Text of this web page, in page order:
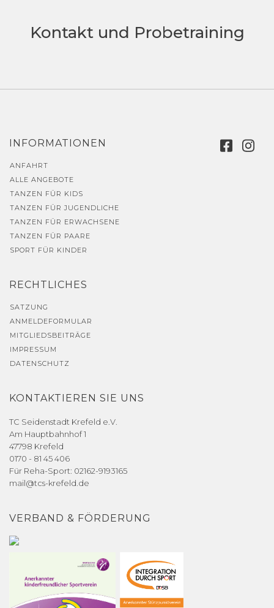
Kontakt und Probetraining
INFORMATIONEN
ANFAHRT
ALLE ANGEBOTE
TANZEN FÜR KIDS
TANZEN FÜR JUGENDLICHE
TANZEN FÜR ERWACHSENE
TANZEN FÜR PAARE
SPORT FÜR KINDER
RECHTLICHES
SATZUNG
ANMELDEFORMULAR
MITGLIEDSBEITRÄGE
IMPRESSUM
DATENSCHUTZ
KONTAKTIEREN SIE UNS
TC Seidenstadt Krefeld e.V.
Am Hauptbahnhof 1
47798 Krefeld
0170 - 81 45 406
Für Reha-Sport: 02162-9193165
mail@tcs-krefeld.de
VERBAND & FÖRDERUNG